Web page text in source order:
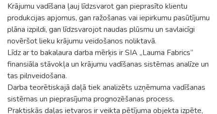
Krājumu vadīšana ļauj līdzsvarot gan pieprasīto klientu
produkcijas apjomus, gan ražošanas vai iepirkumu pasūtījumu
plāna izpildi, gan līdzsvarojot naudas plūsmu un savlaicīgi
novēršot lieku krājumu veidošanos noliktavā.
Līdz ar to bakalaura darba mērķis ir SIA „Lauma Fabrics”
finansiāla stāvokļa un krājumu vadīšanas sistēmas analīze un
tas pilnveidošana.
Darba teorētiskajā daļā tiek analizēts uzņēmuma vadīšanas
sistēmas un pieprasījuma prognozēšanas process.
Praktiskās daļas ietvaros ir veikta pētījuma objekta izpēte,